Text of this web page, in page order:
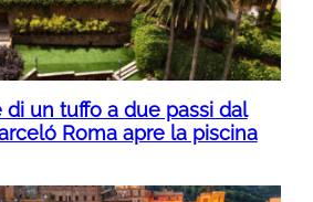
di un tuffo a due passi dal
Roma apre la piscina